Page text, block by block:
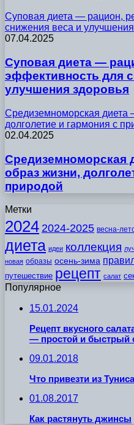
Суповая диета — рацион,
снижения веса и
07.04.2025
Суповая диета —
эффективность для
улучшения здоровья
Средиземноморская диета
долголетие и гармония с
02.04.2025
Средиземноморская
образ жизни,
природой
Метки
2024 2024-2025 весна-
диета идеи коллекция
новая образы осень-зима
путешествие рецепт салат
Популярное
15.01.2024
Рецепт вкусного
— простой и быстрый
09.01.2018
Что привезти из Туниса
01.08.2017
Как растянуть джинсы